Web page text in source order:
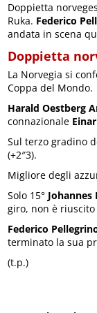
Doppietta
Ruka. Federico
andata in scena
Doppietta
La Norvegia si
Coppa del Mondo.
Harald Oestberg
connazionale
Sul terzo gradino
(+2″3).
Migliore degli
Solo 15° Johannes
giro, non è
Federico
terminato la sua
(t.p.)